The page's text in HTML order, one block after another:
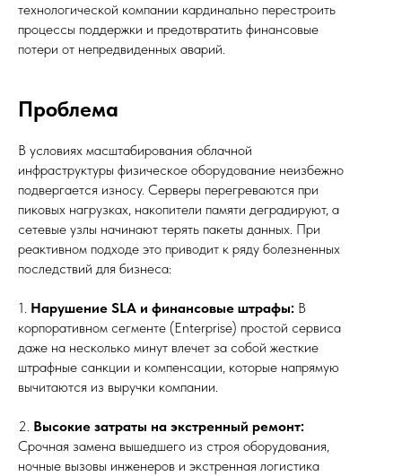
технологической компании кардинально перестроить
процессы поддержки и предотвратить финансовые
потери от непредвиденных аварий.
Проблема
В условиях масштабирования облачной
инфраструктуры физическое оборудование неизбежно
подвергается износу. Серверы перегреваются при
пиковых нагрузках, накопители памяти деградируют, а
сетевые узлы начинают терять пакеты данных. При
реактивном подходе это приводит к ряду болезненных
последствий для бизнеса:
1. Нарушение SLA и финансовые штрафы: В
корпоративном сегменте (Enterprise) простой сервиса
даже на несколько минут влечет за собой жесткие
штрафные санкции и компенсации, которые напрямую
вычитаются из выручки компании.
2. Высокие затраты на экстренный ремонт:
Срочная замена вышедшего из строя оборудования,
ночные вызовы инженеров и экстренная логистика